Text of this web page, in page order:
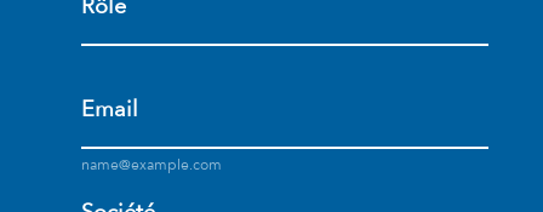
Rôle
Email